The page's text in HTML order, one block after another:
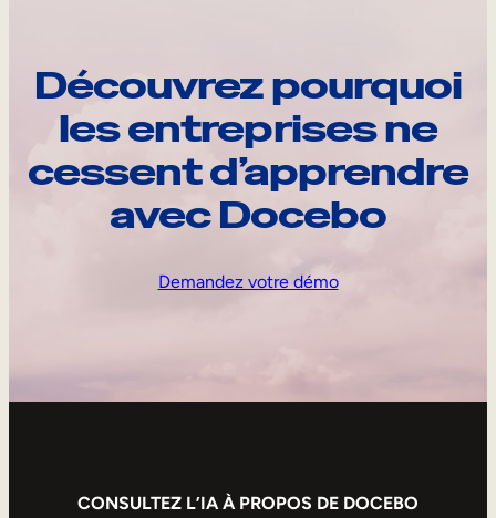
Découvrez pourquoi
les entreprises ne
cessent d’apprendre
avec Docebo
Demandez votre démo
CONSULTEZ L’IA À PROPOS DE DOCEBO